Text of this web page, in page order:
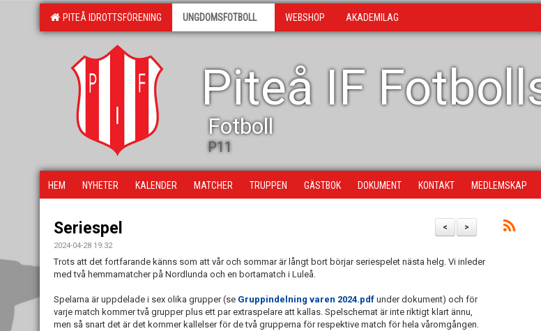
PITEÅ IDROTTSFÖRENING UNGDOMSFOTBOLL WEBSHOP AKADEMILAG
Piteå IF
Fotboll
P11
HEM NYHETER KALENDER MATCHER TRUPPEN GÄSTBOK DOKUMENT KONTAKT MEDLEMSKAP
>
<
Seriespel
2024-04-28 19:32
Trots att det fortfarande känns som att vår och sommar är långt bort börjar seriespelet nästa helg. Vi inleder
med två hemmamatcher på Nordlunda och en bortamatch i Luleå.
Spelarna är uppdelade i sex olika grupper (se Gruppindelning varen 2024.pdf under dokument) och för
varje match kommer två grupper plus ett par extraspelare att kallas. Spelschemat är inte riktigt klart ännu,
men så snart det är det kommer kallelser för de två grupperna för respektive match för hela våromgången.